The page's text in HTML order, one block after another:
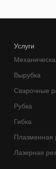
Услуги
Вырубка
Сварочные
Рубка
Гибка
Плазменная
Лазерная